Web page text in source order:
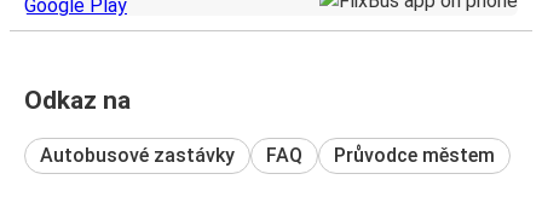
Odkaz na
Autobusové zastávky FAQ Průvodce městem